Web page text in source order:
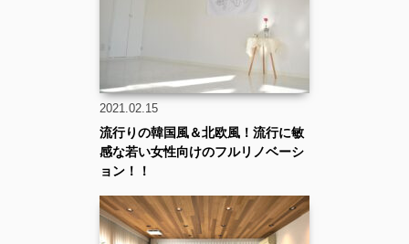
2021.02.15
流行りの韓国風＆北欧風！流行に敏
感な若い女性向けのフルリノベーシ
ョン！！